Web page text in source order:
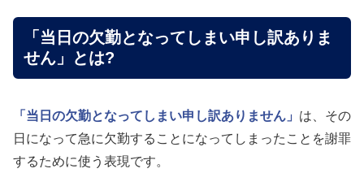
「当日の欠勤となってしまい申し訳ありま
せん」とは?
「当日の欠勤となってしまい申し訳ありません」 は、その
日になって急に欠勤することになってしまったことを謝罪
するために使う表現です。